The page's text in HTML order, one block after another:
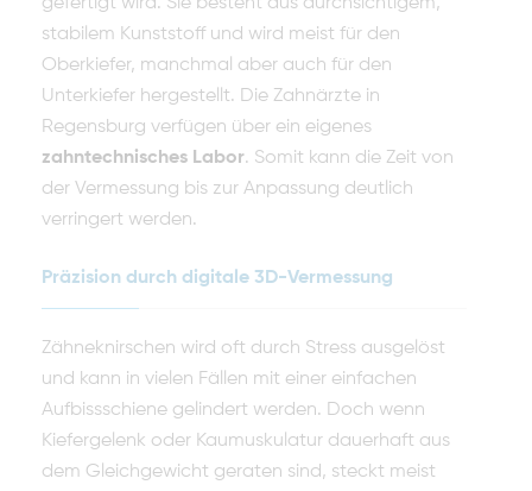
stabilem Kunststoff und wird meist für den
Oberkiefer, manchmal aber auch für den
Unterkiefer hergestellt. Die Zahnärzte in
Regensburg verfügen über ein eigenes
zahntechnisches Labor. Somit kann die Zeit von
der Vermessung bis zur Anpassung deutlich
verringert werden.
Präzision durch digitale 3D-Vermessung
Zähneknirschen wird oft durch Stress ausgelöst
und kann in vielen Fällen mit einer einfachen
Aufbissschiene gelindert werden. Doch wenn
Kiefergelenk oder Kaumuskulatur dauerhaft aus
dem Gleichgewicht geraten sind, steckt meist